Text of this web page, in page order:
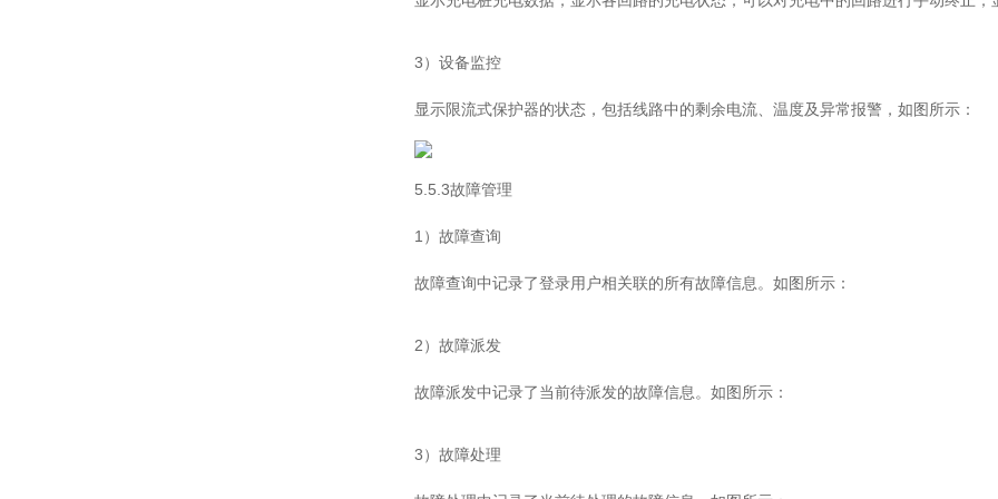
3）设备监控
显示限流式保护器的状态，包括线路中的剩余电流、温度及异常报警，如图所示：
5.5.3故障管理
1）故障查询
故障查询中记录了登录用户相关联的所有故障信息。如图所示：
2）故障派发
故障派发中记录了当前待派发的故障信息。如图所示：
3）故障处理